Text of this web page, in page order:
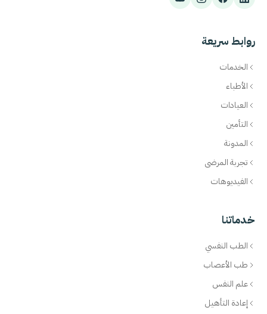
روابط سريعة
الخدمات
الأطباء
العيادات
التأمين
المدونة
تجربة المرضى
الفيديوهات
خدماتنا
الطب النفسي
طب الأعصاب
علم النفس
إعادة التأهيل